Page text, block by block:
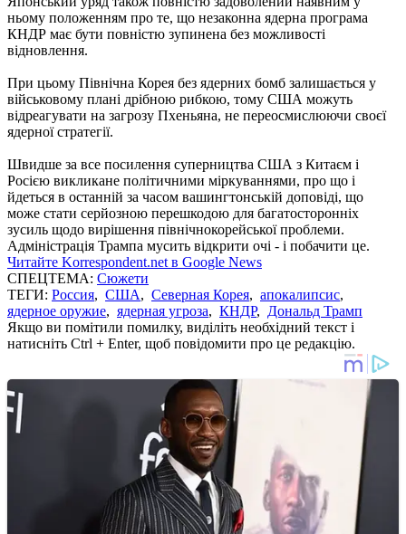
ньому положенням про те, що незаконна ядерна програма
КНДР має бути повністю зупинена без можливості
відновлення.
При цьому Північна Корея без ядерних бомб залишається у
військовому плані дрібною рибкою, тому США можуть
відреагувати на загрозу Пхеньяна, не переосмислюючи своєї
ядерної стратегії.
Швидше за все посилення суперництва США з Китаєм і
Росією викликане політичними міркуваннями, про що і
йдеться в останній за часом вашингтонській доповіді, що
може стати серйозною перешкодою для багатосторонніх
зусиль щодо вирішення північнокорейської проблеми.
Адміністрація Трампа мусить відкрити очі - і побачити це.
Читайте Korrespondent.net в Google News
СПЕЦТЕМА: Сюжети
ТЕГИ: Россия, США, Северная Корея, апокалипсис,
ядерное оружие, ядерная угроза, КНДР, Дональд Трамп
Якщо ви помітили помилку, виділіть необхідний текст і
натисніть Ctrl + Enter, щоб повідомити про це редакцію.